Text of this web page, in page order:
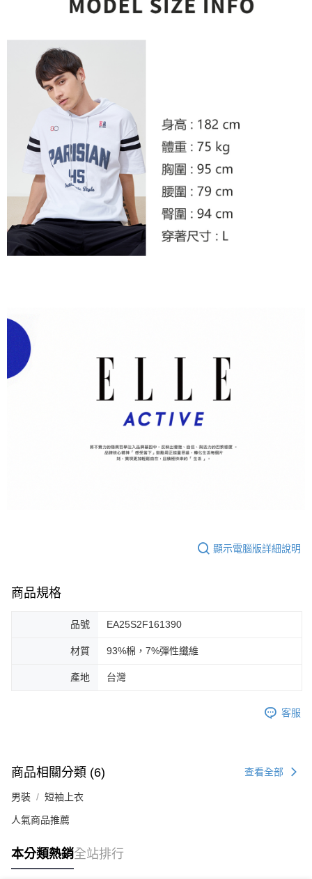
顯示電腦版詳細說明
商品規格
品號 EA25S2F161390
材質 93%棉，7%彈性纖維
產地 台灣
客服
商品相關分類 (6) 查看全部
男裝 短袖上衣
人氣商品推薦
本分類熱銷全站排行